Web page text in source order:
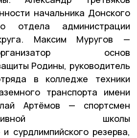
начальника Донского
отдела администрации
Максим Муругов —
организатор основ
Родины, руководитель
в колледже техники
транспорта имени
Артёмов — спортсмен
школы
и сурдлимпийского резерва,